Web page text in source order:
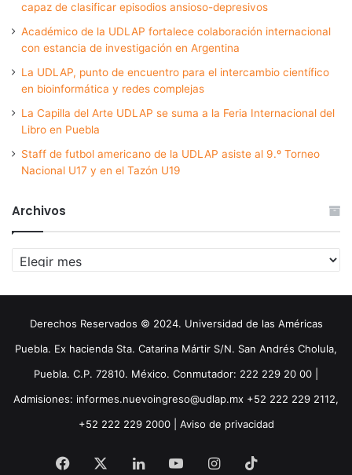
capaz de clasificar episodios ansioso-depresivos
Académico de la UDLAP fortalece colaboración internacional
con estancia de investigación en Argentina
La UDLAP, punto de encuentro para el intercambio científico
en bioinformática y redes complejas
La Capilla del Arte UDLAP se suma a la Feria Internacional del
Libro en Puebla
Staff de futbol americano de la UDLAP asiste al 9.º Torneo
Nacional U17 y en el Tazón U19
Archivos
Archivos
Derechos Reservados © 2024. Universidad de las Américas
Puebla. Ex hacienda Sta. Catarina Mártir S/N. San Andrés Cholula,
Puebla. C.P. 72810. México. Conmutador: 222 229 20 00 |
Admisiones: informes.nuevoingreso@udlap.mx +52 222 229 2112,
+52 222 229 2000 | Aviso de privacidad
Facebook LinkedInYouTubeInstagram